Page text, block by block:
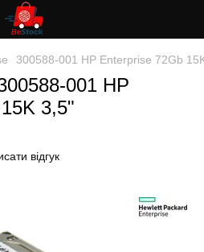
300588-001 HP Enterprise 72Gb
001 HP
3,5"
відгук